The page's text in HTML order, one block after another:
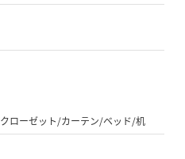
ローゼット/カーテン/ベッド/机